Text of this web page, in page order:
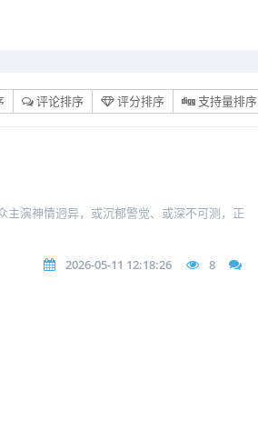
评论排序 评分排序 支持量排序
演神情迥异，或沉郁警觉、或深不可测，正
2026-05-11 12:18:26 8